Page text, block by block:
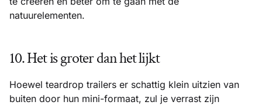
natuurelementen.
10. Het is groter dan het lijkt
Hoewel teardrop trailers er schattig klein uitzien van
buiten door hun mini-formaat, zul je verrast zijn